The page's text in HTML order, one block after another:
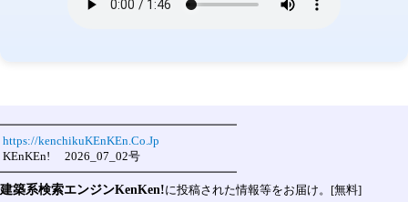
━━━━━━━━━━━━━━━━━━━━
https://kenchikuKEnKEn.Co.Jp
KEnKEn!　 2026_07_02号
建築系検索エンジンKenKen!に投稿された情報等をお届け。[無料]